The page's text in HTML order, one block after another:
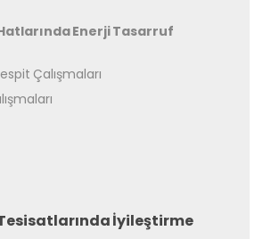
Enerji Tasarruf
Çalışmaları
İyileştirme